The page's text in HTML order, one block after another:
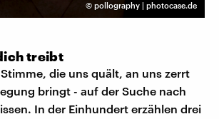
© pollography | photocase.de
treibt
die uns quält, an uns zerrt
bringt - auf der Suche nach
In der Einhundert erzählen drei